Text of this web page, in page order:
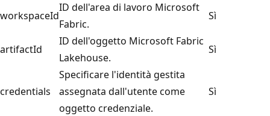
workspaceId
ID dell'area di lavoro Microsoft
Fabric.
Sì
artifactId
ID dell'oggetto Microsoft Fabric
Lakehouse.
Sì
credentials
Specificare l'identità gestita
assegnata dall'utente come
oggetto credenziale.
Sì